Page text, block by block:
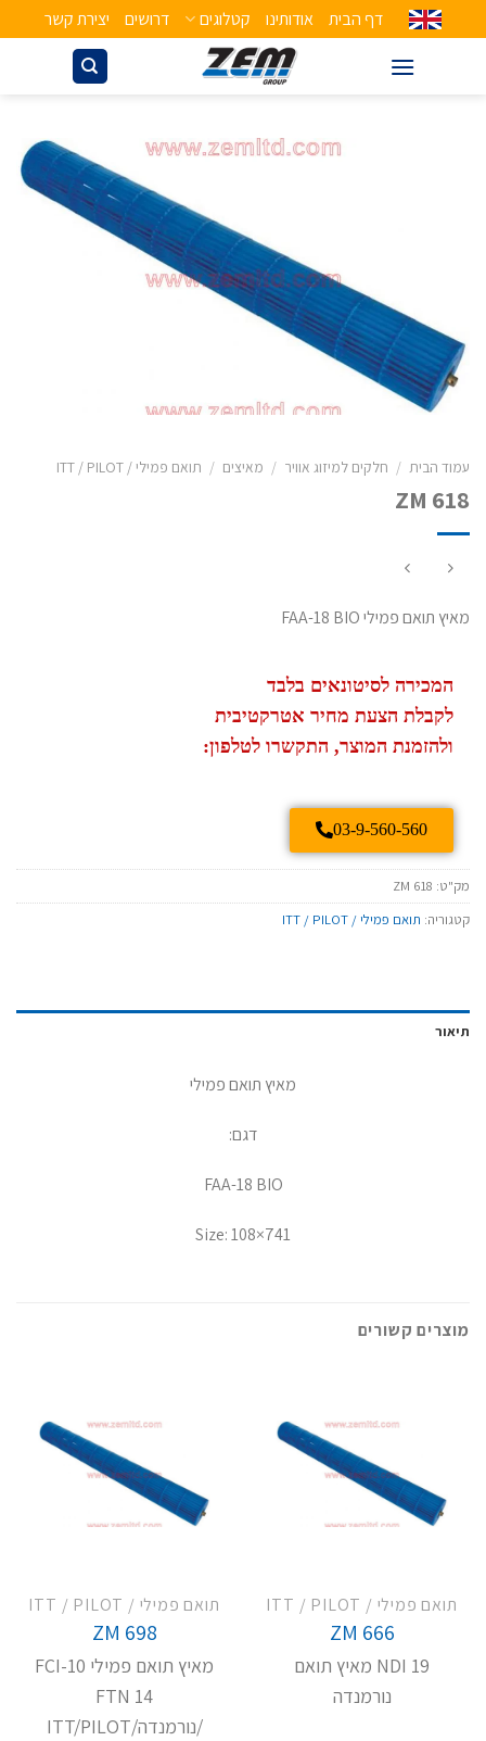
דף הבית אודותינו קטלוגים דרושים יצירת קשר
עמוד הבית / חלקים למיזוג אוויר / מאיצים / תואם פמילי / ITT / PILOT
ZM 618
מאיץ תואם פמילי FAA-18 BIO
המכירה לסיטונאים בלבד
לקבלת הצעת מחיר אטרקטיבית
ולהזמנת המוצר, התקשרו לטלפון:
03-9-560-560
מק"ט: ZM 618
קטגוריה: תואם פמילי / ITT / PILOT
תיאור
מאיץ תואם פמילי
דגם:
FAA-18 BIO
Size: 108×741
מוצרים קשורים
תואם פמילי / ITT / PILOT
ZM 666
NDI 19 מאיץ תואם
נורמנדה
תואם פמילי / ITT / PILOT
ZM 698
מאיץ תואם פמילי FCI-10
FTN 14
/נורמנדה/ITT/PILOT